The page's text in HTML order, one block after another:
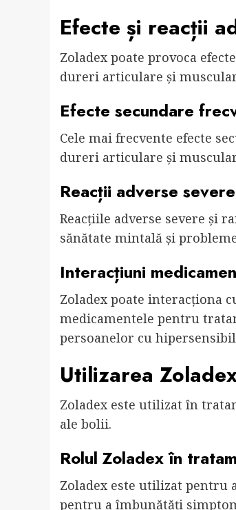
Efecte și reacții
Zoladex poate provoca
dureri articulare și
Efecte secundare
Cele mai frecvente efecte
dureri articulare și
Reacții adverse
Reacțiile adverse severe și
sănătate mintală și
Interacțiuni
Zoladex poate interacționa
medicamentele pentru
persoanelor cu
Utilizarea
Zoladex este utilizat în
ale bolii.
Rolul Zoladex în
Zoladex este utilizat pentru
pentru a îmbunătăți